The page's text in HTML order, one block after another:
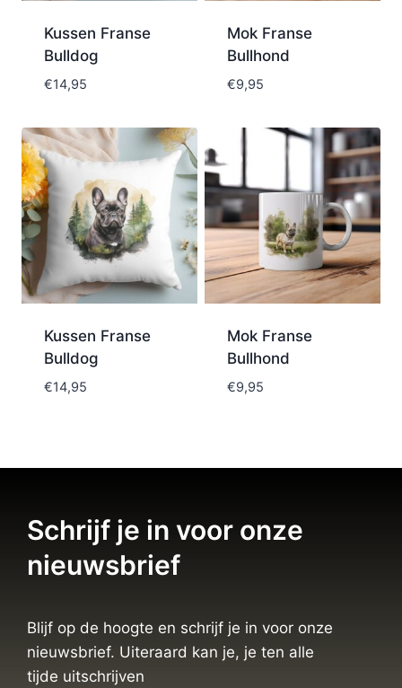
Kussen Franse
Bulldog
€14,95
Mok Franse
Bullhond
€9,95
Kussen Franse
Bulldog
€14,95
Mok Franse
Bullhond
€9,95
Schrijf je in voor onze
nieuwsbrief
Blijf op de hoogte en schrijf je in voor onze
nieuwsbrief. Uiteraard kan je, je ten alle
tijde uitschrijven